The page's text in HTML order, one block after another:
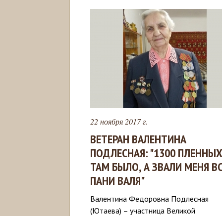
22 ноября 2017 г.
ВЕТЕРАН ВАЛЕНТИНА
ПОДЛЕСНАЯ: "1300 ПЛЕННЫХ
ТАМ БЫЛО, А ЗВАЛИ МЕНЯ
ПАНИ ВАЛЯ"
Валентина Федоровна Подлесная
(Ютаева) – участница Великой